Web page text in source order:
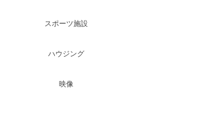
スポーツ施設
ハウジング
映像